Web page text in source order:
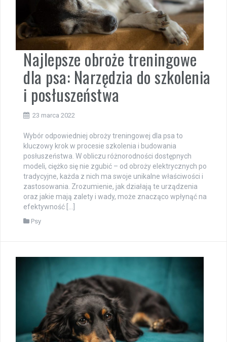
Najlepsze obroże treningowe
dla psa: Narzędzia do szkolenia
i posłuszeństwa
23 marca 2022
Wybór odpowiedniej obroży treningowej dla psa to
kluczowy krok w procesie szkolenia i budowania
posłuszeństwa. W obliczu różnorodności dostępnych
modeli, ciężko się nie zgubić – od obroży elektrycznych po
tradycyjne, każda z nich ma swoje unikalne właściwości i
zastosowania. Zrozumienie, jak działają te urządzenia
oraz jakie mają zalety i wady, może znacząco wpłynąć na
efektywność […]
Psy